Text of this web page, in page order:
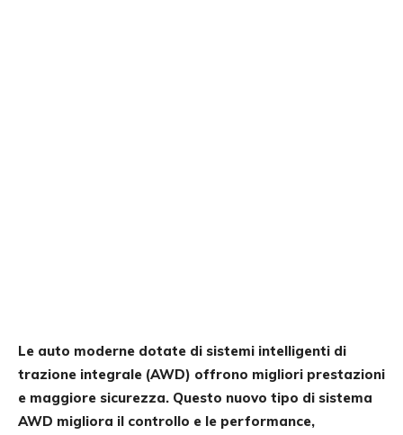
Le auto moderne dotate di sistemi intelligenti di
trazione integrale (AWD) offrono migliori prestazioni
e maggiore sicurezza. Questo nuovo tipo di sistema
AWD migliora il controllo e le performance,